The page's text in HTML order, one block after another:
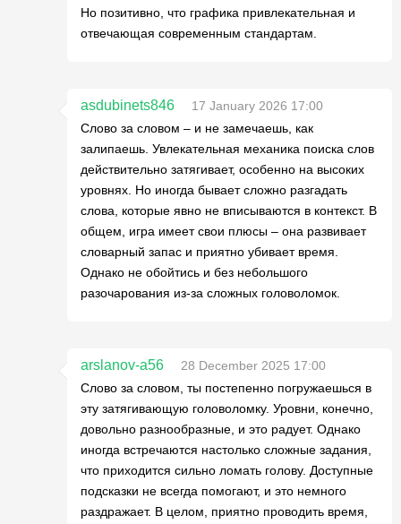
Но позитивно, что графика привлекательная и
отвечающая современным стандартам.
asdubinets846
17 January 2026 17:00
Слово за словом – и не замечаешь, как
залипаешь. Увлекательная механика поиска слов
действительно затягивает, особенно на высоких
уровнях. Но иногда бывает сложно разгадать
слова, которые явно не вписываются в контекст. В
общем, игра имеет свои плюсы – она развивает
словарный запас и приятно убивает время.
Однако не обойтись и без небольшого
разочарования из-за сложных головоломок.
arslanov-a56
28 December 2025 17:00
Слово за словом, ты постепенно погружаешься в
эту затягивающую головоломку. Уровни, конечно,
довольно разнообразные, и это радует. Однако
иногда встречаются настолько сложные задания,
что приходится сильно ломать голову. Доступные
подсказки не всегда помогают, и это немного
раздражает. В целом, приятно проводить время,